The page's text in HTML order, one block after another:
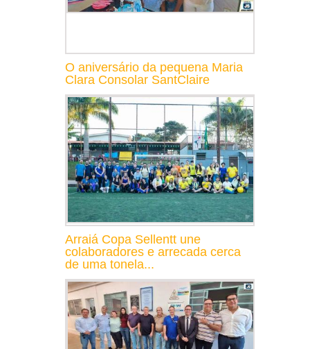
O aniversário da pequena Maria
Clara Consolar SantClaire
Arraiá Copa Sellentt une
colaboradores e arrecada cerca
de uma tonela...